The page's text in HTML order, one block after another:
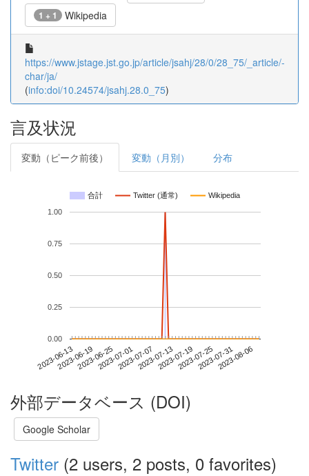
1 + 1 Wikipedia
https://www.jstage.jst.go.jp/article/jsahj/28/0/28_75/_article/-
char/ja/
(info:doi/10.24574/jsahj.28.0_75)
言及状況
変動（ピーク前後） 変動（月別） 分布
合計 Twitter (通常) Wikipedia
2023-06-132023-06-192023-06-252023-07-012023-07-072023-07-132023-07-192023-07-252023-07-312023-08-06
0.00
0.25
0.50
0.75
1.00
外部データベース (DOI)
Google Scholar
Twitter (2 users, 2 posts, 0 favorites)